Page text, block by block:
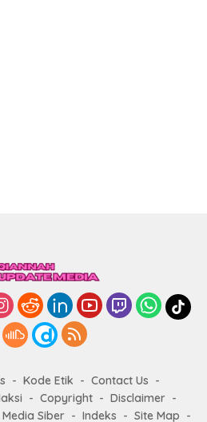
Kode Etik
Contact Us
Copyright
Disclaimer
Siber Indeks Site Map